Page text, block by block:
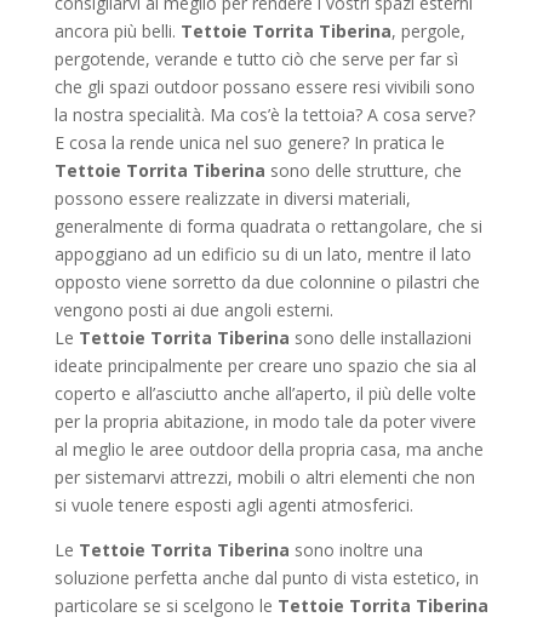
ancora più belli. Tettoie Torrita Tiberina, pergole,
pergotende, verande e tutto ciò che serve per far sì
che gli spazi outdoor possano essere resi vivibili sono
la nostra specialità. Ma cos’è la tettoia? A cosa serve?
E cosa la rende unica nel suo genere? In pratica le
Tettoie Torrita Tiberina sono delle strutture, che
possono essere realizzate in diversi materiali,
generalmente di forma quadrata o rettangolare, che si
appoggiano ad un edificio su di un lato, mentre il lato
opposto viene sorretto da due colonnine o pilastri che
vengono posti ai due angoli esterni.
Le Tettoie Torrita Tiberina sono delle installazioni
ideate principalmente per creare uno spazio che sia al
coperto e all’asciutto anche all’aperto, il più delle volte
per la propria abitazione, in modo tale da poter vivere
al meglio le aree outdoor della propria casa, ma anche
per sistemarvi attrezzi, mobili o altri elementi che non
si vuole tenere esposti agli agenti atmosferici.
Le Tettoie Torrita Tiberina sono inoltre una
soluzione perfetta anche dal punto di vista estetico, in
particolare se si scelgono le Tettoie Torrita Tiberina